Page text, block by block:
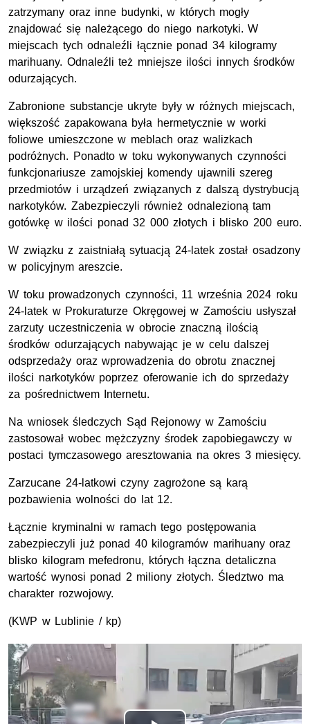
zatrzymany oraz inne budynki, w których mogły
znajdować się należącego do niego narkotyki. W
miejscach tych odnaleźli łącznie ponad 34 kilogramy
marihuany. Odnaleźli też mniejsze ilości innych środków
odurzających.
Zabronione substancje ukryte były w różnych miejscach,
większość zapakowana była hermetycznie w worki
foliowe umieszczone w meblach oraz walizkach
podróżnych. Ponadto w toku wykonywanych czynności
funkcjonariusze zamojskiej komendy ujawnili szereg
przedmiotów i urządzeń związanych z dalszą dystrybucją
narkotyków. Zabezpieczyli również odnalezioną tam
gotówkę w ilości ponad 32 000 złotych i blisko 200 euro.
W związku z zaistniałą sytuacją 24-latek został osadzony
w policyjnym areszcie.
W toku prowadzonych czynności, 11 września 2024 roku
24-latek w Prokuraturze Okręgowej w Zamościu usłyszał
zarzuty uczestniczenia w obrocie znaczną ilością
środków odurzających nabywając je w celu dalszej
odsprzedaży oraz wprowadzenia do obrotu znacznej
ilości narkotyków poprzez oferowanie ich do sprzedaży
za pośrednictwem Internetu.
Na wniosek śledczych Sąd Rejonowy w Zamościu
zastosował wobec mężczyzny środek zapobiegawczy w
postaci tymczasowego aresztowania na okres 3 miesięcy.
Zarzucane 24-latkowi czyny zagrożone są karą
pozbawienia wolności do lat 12.
Łącznie kryminalni w ramach tego postępowania
zabezpieczyli już ponad 40 kilogramów marihuany oraz
blisko kilogram mefedronu, których łączna detaliczna
wartość wynosi ponad 2 miliony złotych. Śledztwo ma
charakter rozwojowy.
(KWP w Lublinie / kp)